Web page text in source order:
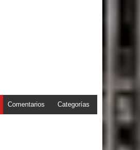
Comentarios Categorías